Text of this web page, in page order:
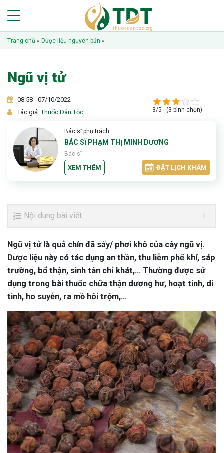
Trang chủ » Dược liệu nguyên bản »
Ngũ vị tử
08:58 - 07/10/2022
Tác giả:Thuốc Dân Tộc 3/5 - (3 bình chọn)
Bác sĩ phụ trách
BÁC SĨ PHẠM THỊ MINH DƯƠNG
Bác sĩ
XEM THÊM ĐẶT LỊCH KHÁM
Nội dung bài viết
Ngũ vị tử là quả chín đã sấy/ phơi khô của cây ngũ vị.
Dược liệu này có tác dụng an thần, thu liễm phế khí, sáp
trường, bổ thận, sinh tân chỉ khát,… Thường được sử
dụng trong bài thuốc chữa thận dương hư, hoạt tinh, di
tinh, ho suyễn, ra mồ hôi trộm,…